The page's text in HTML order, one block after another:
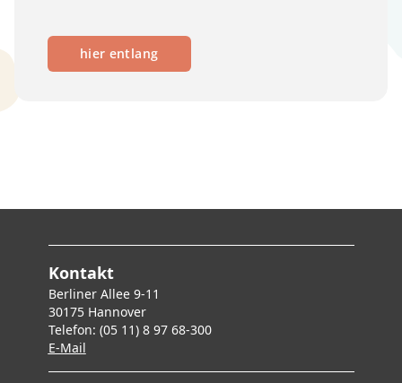
hier entlang
Kontakt
Berliner Allee 9-11
30175 Hannover
Telefon: (05 11) 8 97 68-300
E-Mail